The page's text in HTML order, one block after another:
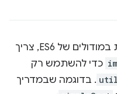
אחרי שמנחים את Babel לא לגעת במודולים של ES6, צריך
כדי להשתמש רק
. בדוגמה שבמדריך